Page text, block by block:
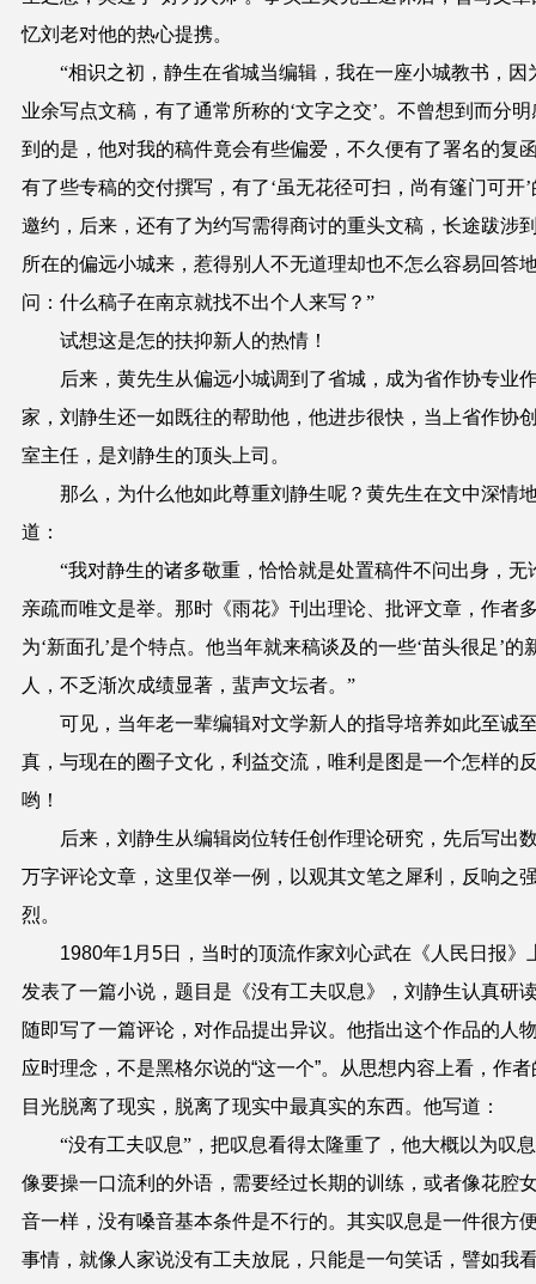
忆刘老对他的热心提携。
“相识之初，静生在省城当编辑，我在一座小城教书，因
业余写点文稿，有了通常所称的‘文字之交’。不曾想到而分明
到的是，他对我的稿件竟会有些偏爱，不久便有了署名的复
有了些专稿的交付撰写，有了‘虽无花径可扫，尚有篷门可开’
邀约，后来，还有了为约写需得商讨的重头文稿，长途跋涉
所在的偏远小城来，惹得别人不无道理却也不怎么容易回答
问：什么稿子在南京就找不出个人来写？”
试想这是怎的扶抑新人的热情！
后来， 黄先生从偏远小城调到了省城，成为省作协专业
家，刘静生还一如既往的帮助他，他进步很快，当上省作协
室主任，是刘静生的顶头上司。
那么，为什么他如此尊重刘静生呢？ 黄先生在文中深情
道：
“我对静生的诸多敬重，恰恰就是处置稿件不问出身，无
亲疏而唯文是举。那时《雨花》刊出理论、批评文章，作者
为‘新面孔’是个特点。他当年就来稿谈及的一些‘苗头很足’的
人，不乏渐次成绩显著，蜚声文坛者。”
可见，当年老一辈编辑对文学新人的指导培养如此至诚
真，与现在的圈子文化，利益交流，唯利是图是一个怎样的
哟！
后来，刘静生从编辑岗位转任创作理论研究，先后写出
万字评论文章 ， 这里仅举一例，以观其文笔之犀利，反响之
烈。
1980年1月5日，当时的顶流作家刘心武在《人民日报》
发表了一篇小说，题目是 《没有工夫叹息》， 刘静生认真研
随即写了一篇评论， 对作品提出异议。 他指出这个作品的人
应时理念，不是黑格尔说的“这一个”。
从思想内容上看，作者
目光脱离了现实，脱离了现实中最真实的东西。 他写道：
“没有工夫叹息”，把叹息看得太隆重了，他大概以为叹
像要操一口流利的外语，需要经过长期的训练，或者像花腔
音一样，没有嗓音基本条件是不行的。其实叹息是一件很方
事情，就像人家说没有工夫放屁，只能是一句笑话，譬如我